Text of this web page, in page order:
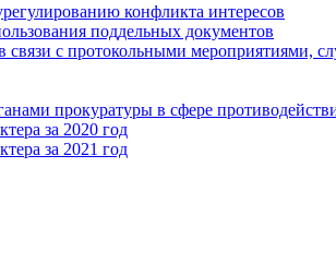
конфликта интересов
поддельных документов
с протокольными мероприятиями,
прокуратуры в сфере
за 2020 год
за 2021 год